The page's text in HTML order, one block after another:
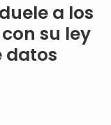
a los
su ley
datos